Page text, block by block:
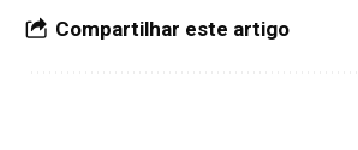
Compartilhar este artigo